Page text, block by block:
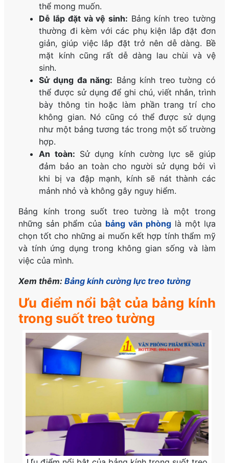
thể mong muốn.
Dễ lắp đặt và vệ sinh: Bảng kính treo tường
thường đi kèm với các phụ kiện lắp đặt đơn
giản, giúp việc lắp đặt trở nên dễ dàng. Bề
mặt kính cũng rất dễ dàng lau chùi và vệ
sinh.
Sử dụng đa năng: Bảng kính treo tường có
thể được sử dụng để ghi chú, viết nhắn, trình
bày thông tin hoặc làm phần trang trí cho
không gian. Nó cũng có thể được sử dụng
như một bảng tương tác trong một số trường
hợp.
An toàn: Sử dụng kính cường lực sẽ giúp
đảm bảo an toàn cho người sử dụng bởi vì
khi bị va đập mạnh, kính sẽ nát thành các
mảnh nhỏ và không gây nguy hiểm.
Bảng kính trong suốt treo tường là một trong
những sản phẩm của bảng văn phòng là một lựa
chọn tốt cho những ai muốn kết hợp tính thẩm mỹ
và tính ứng dụng trong không gian sống và làm
việc của mình.
Xem thêm:Bảng kính cường lực treo tường
Ưu điểm nổi bật của bảng kính
trong suốt treo tường